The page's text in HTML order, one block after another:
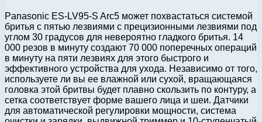
Panasonic ES-LV95-S Arc5 может похвастаться системой
бритья с пятью лезвиями с прецизионными лезвиями под
углом 30 градусов для невероятно гладкого бритья. 14
000 резов в минуту создают 70 000 поперечных операций
в минуту на пяти лезвиях для этого быстрого и
эффективного устройства для ухода. Независимо от того,
используете ли вы ее влажной или сухой, вращающаяся
головка этой бритвы будет плавно скользить по контуру, а
сетка соответствует форме вашего лица и шеи. Датчики
для автоматической регулировки мощности, система